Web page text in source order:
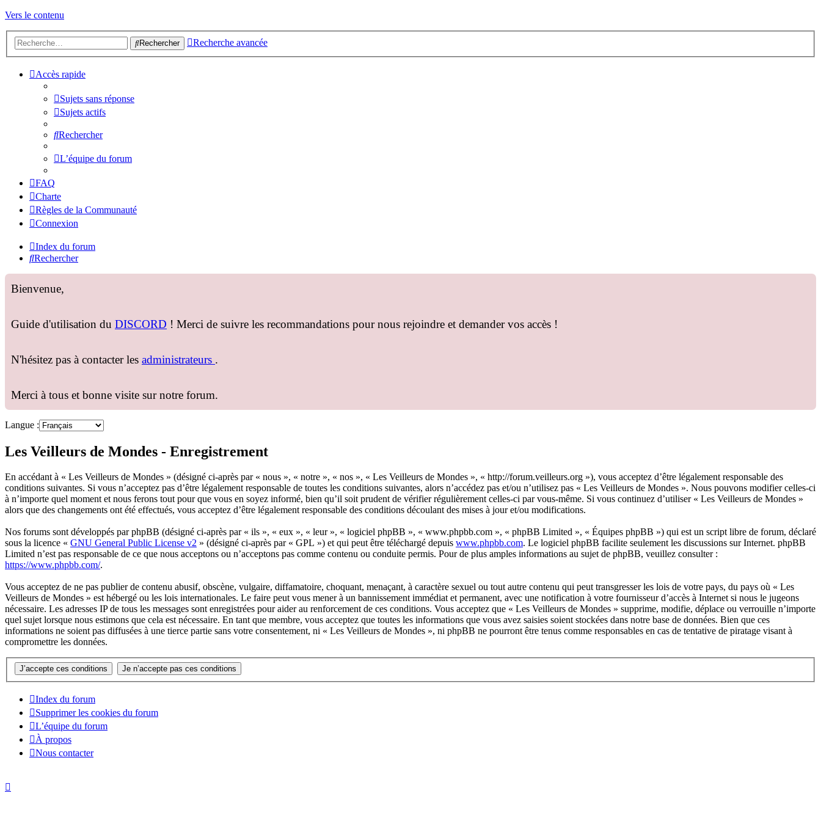
Vers le contenu
Rechercher Recherche avancée
Accès rapide
Sujets sans réponse
Sujets actifs
Rechercher
L’équipe du forum
FAQ
Charte
Règles de la Communauté
Connexion
Index du forum
Rechercher
Bienvenue,
Guide d'utilisation du DISCORD ! Merci de suivre les recommandations pour nous rejoindre et demander vos accès !
N'hésitez pas à contacter les administrateurs .
Merci à tous et bonne visite sur notre forum.
Langue :
Les Veilleurs de Mondes - Enregistrement
En accédant à « Les Veilleurs de Mondes » (désigné ci-après par « nous », « notre », « nos », « Les Veilleurs de Mondes », « http://forum.veilleurs.org »), vous acceptez d’être légalement responsable des
conditions suivantes. Si vous n’acceptez pas d’être légalement responsable de toutes les conditions suivantes, alors n’accédez pas et/ou n’utilisez pas « Les Veilleurs de Mondes ». Nous pouvons modifier celles-ci
à n’importe quel moment et nous ferons tout pour que vous en soyez informé, bien qu’il soit prudent de vérifier régulièrement celles-ci par vous-même. Si vous continuez d’utiliser « Les Veilleurs de Mondes »
alors que des changements ont été effectués, vous acceptez d’être légalement responsable des conditions découlant des mises à jour et/ou modifications.
Nos forums sont développés par phpBB (désigné ci-après par « ils », « eux », « leur », « logiciel phpBB », « www.phpbb.com », « phpBB Limited », « Équipes phpBB ») qui est un script libre de forum, déclaré
sous la licence « GNU General Public License v2 » (désigné ci-après par « GPL ») et qui peut être téléchargé depuis www.phpbb.com. Le logiciel phpBB facilite seulement les discussions sur Internet. phpBB
Limited n’est pas responsable de ce que nous acceptons ou n’acceptons pas comme contenu ou conduite permis. Pour de plus amples informations au sujet de phpBB, veuillez consulter :
https://www.phpbb.com/.
Vous acceptez de ne pas publier de contenu abusif, obscène, vulgaire, diffamatoire, choquant, menaçant, à caractère sexuel ou tout autre contenu qui peut transgresser les lois de votre pays, du pays où « Les
Veilleurs de Mondes » est hébergé ou les lois internationales. Le faire peut vous mener à un bannissement immédiat et permanent, avec une notification à votre fournisseur d’accès à Internet si nous le jugeons
nécessaire. Les adresses IP de tous les messages sont enregistrées pour aider au renforcement de ces conditions. Vous acceptez que « Les Veilleurs de Mondes » supprime, modifie, déplace ou verrouille n’importe
quel sujet lorsque nous estimons que cela est nécessaire. En tant que membre, vous acceptez que toutes les informations que vous avez saisies soient stockées dans notre base de données. Bien que ces
informations ne soient pas diffusées à une tierce partie sans votre consentement, ni « Les Veilleurs de Mondes », ni phpBB ne pourront être tenus comme responsables en cas de tentative de piratage visant à
compromettre les données.
Index du forum
Supprimer les cookies du forum
L’équipe du forum
À propos
Nous contacter